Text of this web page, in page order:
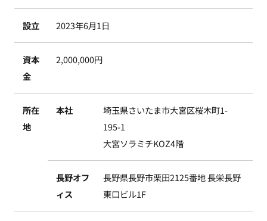
設立 2023年6月1日
資本
金
2,000,000円
所在
地
本社
埼玉県さいたま市大宮区桜木町1-
195-1
大宮ソラミチKOZ4階
長野オフ
ィス
長野県長野市栗田2125番地 長栄長野
東口ビル1F